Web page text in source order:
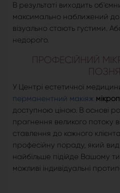
В результаті виходить
максимально наближений до
візуально стають густими.
недорого.
ПРОФЕСІЙНИЙ
У Центрі естетичної
перманентний макіяж
доступною ціною. В основі
прагнення великого потоку
ставлення до кожного
професійну пораду, який вид
найбільше підійде Вашому
можливі індивідуальні